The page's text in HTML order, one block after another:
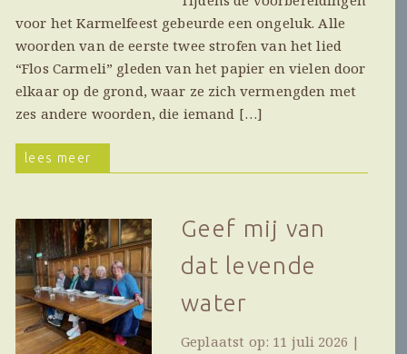
voor het Karmelfeest gebeurde een ongeluk. Alle
woorden van de eerste twee strofen van het lied
“Flos Carmeli” gleden van het papier en vielen door
elkaar op de grond, waar ze zich vermengden met
zes andere woorden, die iemand […]
lees meer
Geef mij van
dat levende
water
Geplaatst op: 11 juli 2026 |